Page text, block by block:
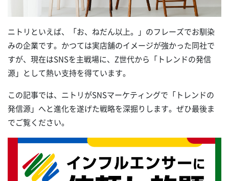
ニトリといえば、「お、ねだん以上。」のフレーズでお馴染
みの企業です。かつては実店舗のイメージが強かった同社で
すが、現在はSNSを主戦場に、Z世代から「トレンドの発信
源」として熱い支持を得ています。
この記事では、ニトリがSNSマーケティングで「トレンドの
発信源」へと進化を遂げた戦略を深掘りします。ぜひ最後ま
でご覧ください。